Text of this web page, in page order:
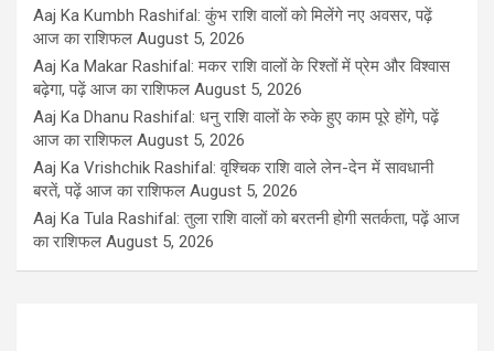
Aaj Ka Kumbh Rashifal: कुंभ राशि वालों को मिलेंगे नए अवसर, पढ़ें
आज का राशिफल August 5, 2026
Aaj Ka Makar Rashifal: मकर राशि वालों के रिश्तों में प्रेम और विश्वास
बढ़ेगा, पढ़ें आज का राशिफल August 5, 2026
Aaj Ka Dhanu Rashifal: धनु राशि वालों के रुके हुए काम पूरे होंगे, पढ़ें
आज का राशिफल August 5, 2026
Aaj Ka Vrishchik Rashifal: वृश्चिक राशि वाले लेन-देन में सावधानी
बरतें, पढ़ें आज का राशिफल August 5, 2026
Aaj Ka Tula Rashifal: तुला राशि वालों को बरतनी होगी सतर्कता, पढ़ें आज
का राशिफल August 5, 2026